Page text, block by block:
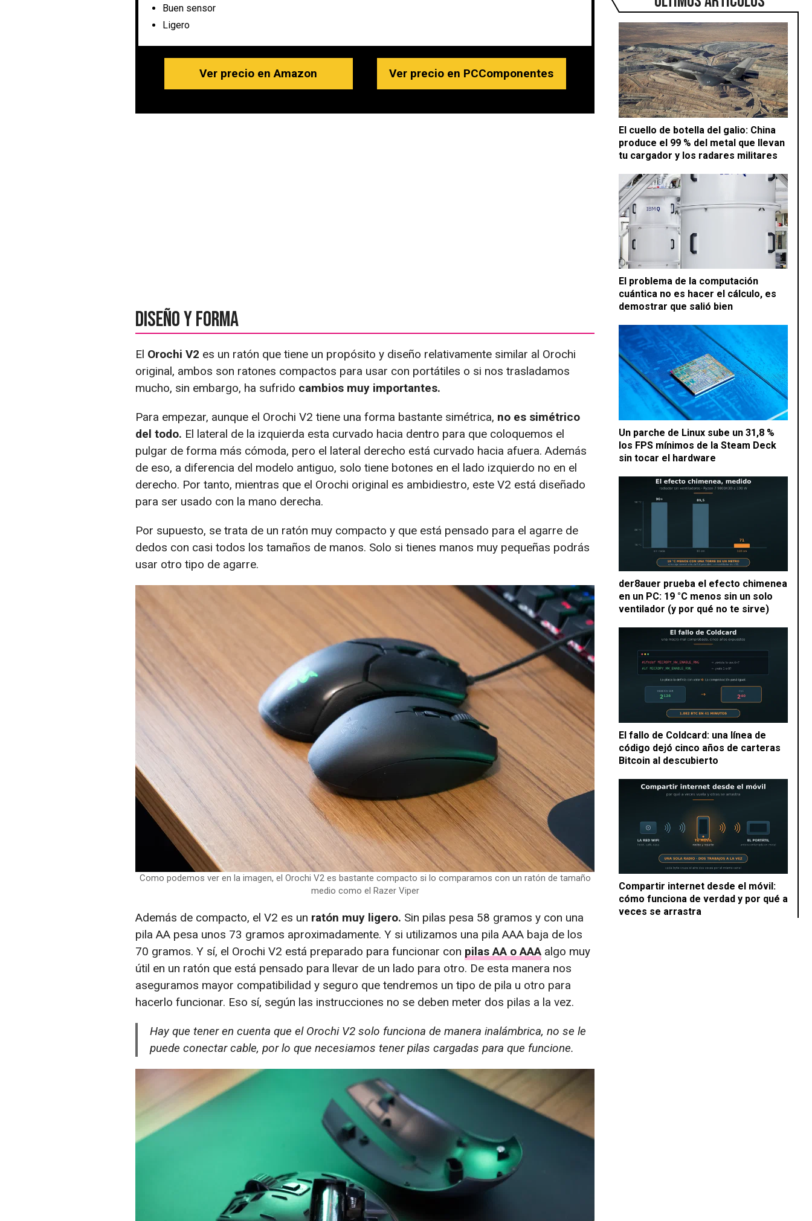
El cuello de botella del galio: China
produce el 99 % del metal que llevan
tu cargador y los radares militares
El problema de la computación
cuántica no es hacer el cálculo, es
demostrar que salió bien
Un parche de Linux sube un 31,8 %
los FPS mínimos de la Steam Deck
sin tocar el hardware
der8auer prueba el efecto chimenea
en un PC: 19 °C menos sin un solo
ventilador (y por qué no te sirve)
El fallo de Coldcard: una línea de
código dejó cinco años de carteras
Bitcoin al descubierto
Compartir internet desde el móvil:
cómo funciona de verdad y por qué a
veces se arrastra
Buen sensor
Ligero
Ver precio en Amazon Ver precio en PCComponentes
Diseño y forma
El Orochi V2 es un ratón que tiene un propósito y diseño relativamente similar al Orochi
original, ambos son ratones compactos para usar con portátiles o si nos trasladamos
mucho, sin embargo, ha sufrido cambios muy importantes.
Para empezar, aunque el Orochi V2 tiene una forma bastante simétrica, no es simétrico
del todo. El lateral de la izquierda esta curvado hacia dentro para que coloquemos el
pulgar de forma más cómoda, pero el lateral derecho está curvado hacia afuera. Además
de eso, a diferencia del modelo antiguo, solo tiene botones en el lado izquierdo no en el
derecho. Por tanto, mientras que el Orochi original es ambidiestro, este V2 está diseñado
para ser usado con la mano derecha.
Por supuesto, se trata de un ratón muy compacto y que está pensado para el agarre de
dedos con casi todos los tamaños de manos. Solo si tienes manos muy pequeñas podrás
usar otro tipo de agarre.
Como podemos ver en la imagen, el Orochi V2 es bastante compacto si lo comparamos con un ratón de tamaño
medio como el Razer Viper
Además de compacto, el V2 es un ratón muy ligero. Sin pilas pesa 58 gramos y con una
pila AA pesa unos 73 gramos aproximadamente. Y si utilizamos una pila AAA baja de los
70 gramos. Y sí, el Orochi V2 está preparado para funcionar con pilas AA o AAA algo muy
útil en un ratón que está pensado para llevar de un lado para otro. De esta manera nos
aseguramos mayor compatibilidad y seguro que tendremos un tipo de pila u otro para
hacerlo funcionar. Eso sí, según las instrucciones no se deben meter dos pilas a la vez.
Hay que tener en cuenta que el Orochi V2 solo funciona de manera inalámbrica, no se le
puede conectar cable, por lo que necesiamos tener pilas cargadas para que funcione.